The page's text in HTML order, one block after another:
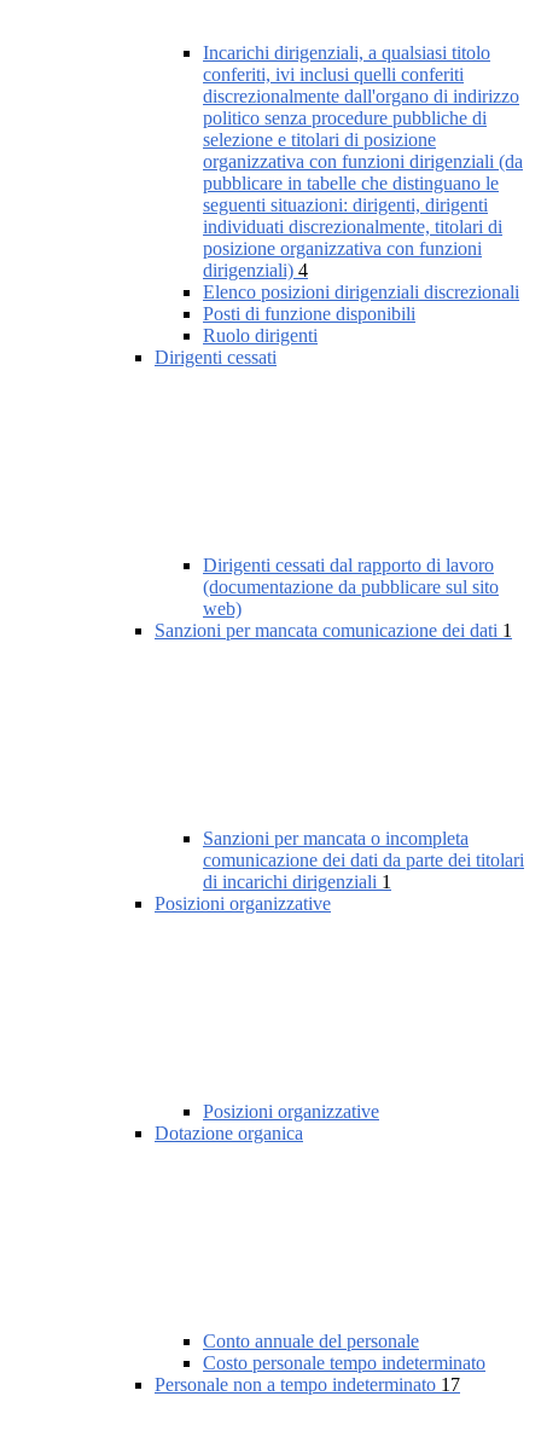
Incarichi dirigenziali, a qualsiasi titolo
conferiti, ivi inclusi quelli conferiti
discrezionalmente dall'organo di indirizzo
politico senza procedure pubbliche di
selezione e titolari di posizione
organizzativa con funzioni dirigenziali (da
pubblicare in tabelle che distinguano le
seguenti situazioni: dirigenti, dirigenti
individuati discrezionalmente, titolari di
posizione organizzativa con funzioni
dirigenziali) 4
Elenco posizioni dirigenziali discrezionali
Posti di funzione disponibili
Ruolo dirigenti
Dirigenti cessati
Dirigenti cessati dal rapporto di lavoro
(documentazione da pubblicare sul sito
web)
Sanzioni per mancata comunicazione dei dati 1
Sanzioni per mancata o incompleta
comunicazione dei dati da parte dei titolari
di incarichi dirigenziali 1
Posizioni organizzative
Posizioni organizzative
Dotazione organica
Conto annuale del personale
Costo personale tempo indeterminato
Personale non a tempo indeterminato 17